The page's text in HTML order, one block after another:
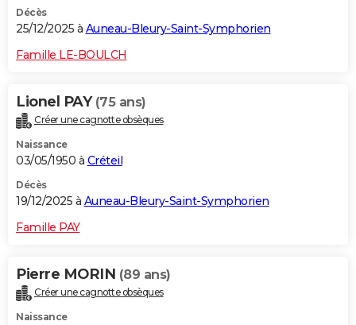
Décès
25/12/2025 à Auneau-Bleury-Saint-Symphorien
Famille LE-BOULCH
Lionel PAY (75 ans)
Créer une cagnotte obsèques
Naissance
03/05/1950 à Créteil
Décès
19/12/2025 à Auneau-Bleury-Saint-Symphorien
Famille PAY
Pierre MORIN (89 ans)
Créer une cagnotte obsèques
Naissance